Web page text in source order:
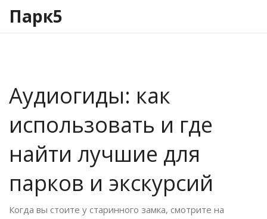
Парк5
Аудиогиды: как
использовать и где
найти лучшие для
парков и экскурсий
Когда вы стоите у старинного замка, смотрите на